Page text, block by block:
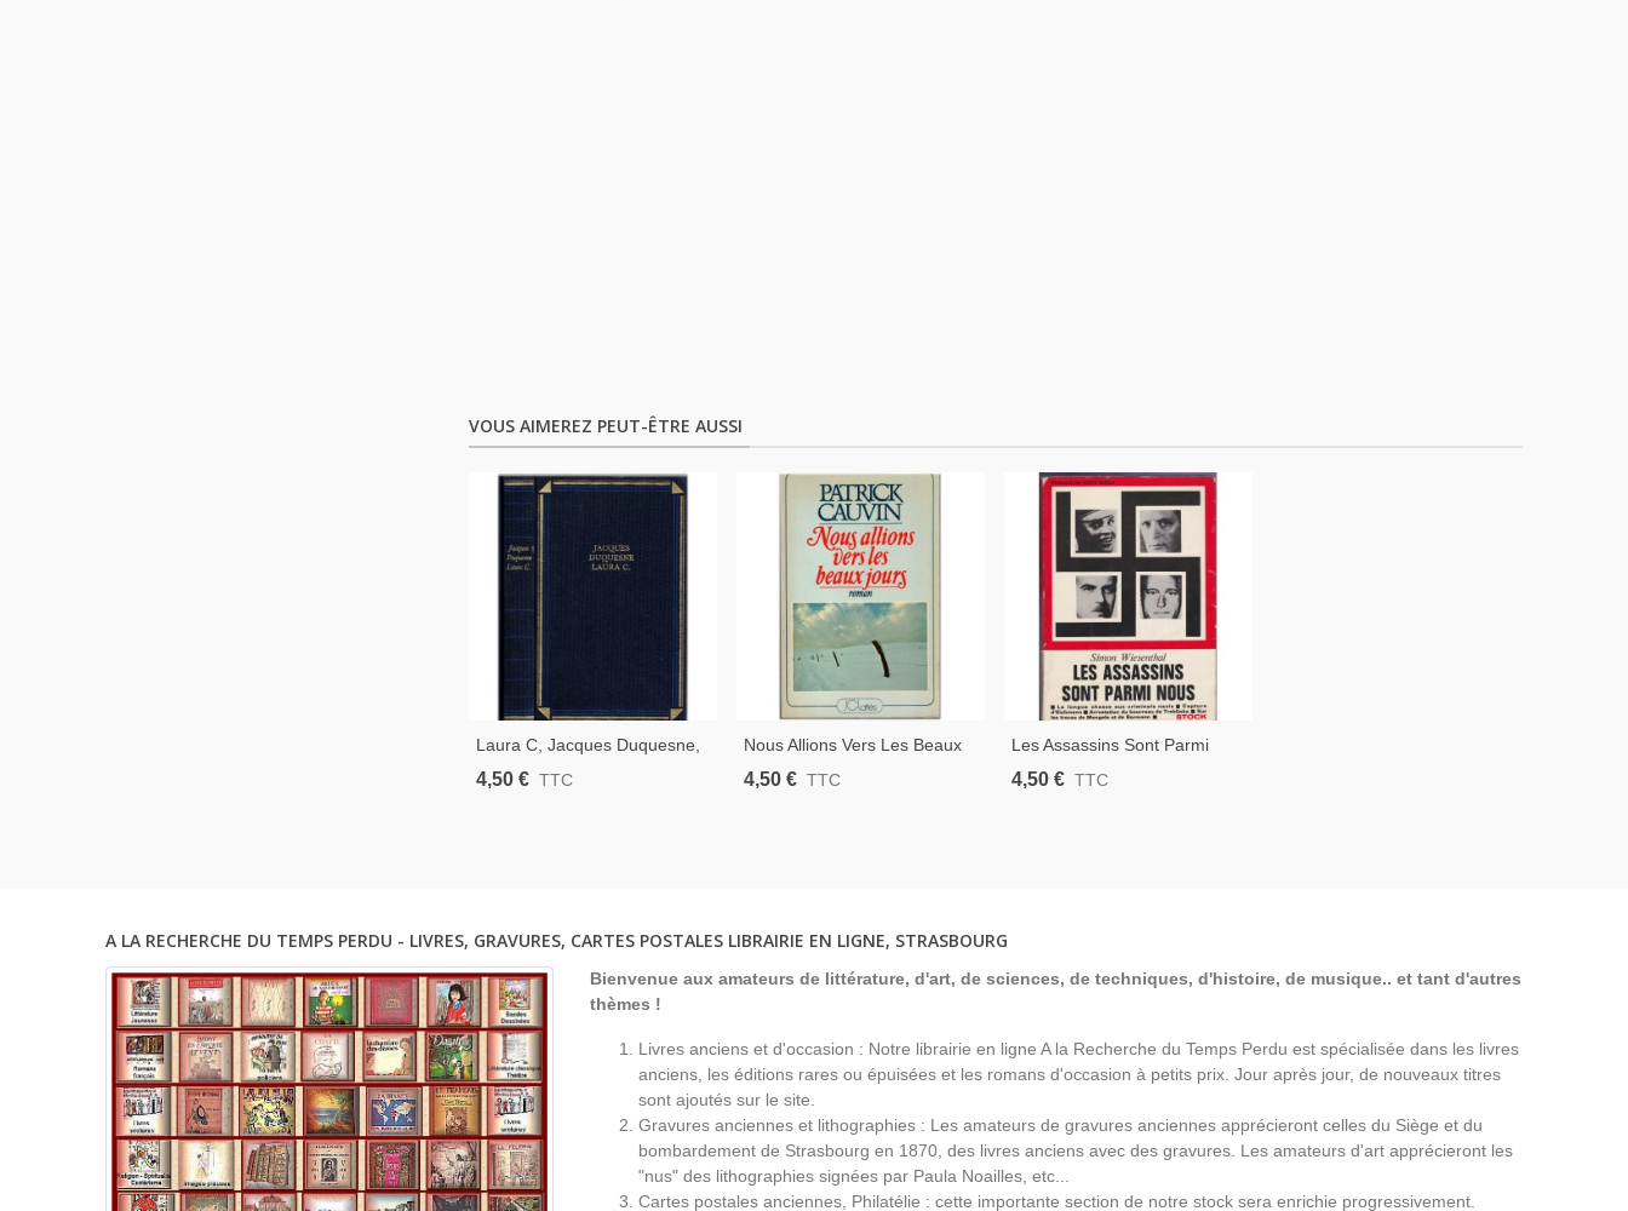
VOUS AIMEREZ PEUT-ÊTRE AUSSI
Laura C, Jacques Duquesne,
1994 - Enfant Juive,
4,50 € TTC
Nous Allions Vers Les Beaux
Jours, Patrick Cauvin, 1979 -
4,50 € TTC
Les Assassins Sont Parmi
Nous, Simon Wiesenthal,
4,50 € TTC
A LA RECHERCHE DU TEMPS PERDU - LIVRES, GRAVURES, CARTES POSTALES LIBRAIRIE EN LIGNE, STRASBOURG
Bienvenue aux amateurs de littérature, d'art, de sciences, de techniques, d'histoire, de musique.. et tant d'autres
thèmes !
Livres anciens et d'occasion : Notre librairie en ligne A la Recherche du Temps Perdu est spécialisée dans les livres
anciens, les éditions rares ou épuisées et les romans d'occasion à petits prix. Jour après jour, de nouveaux titres
sont ajoutés sur le site.
Gravures anciennes et lithographies : Les amateurs de gravures anciennes apprécieront celles du Siège et du
bombardement de Strasbourg en 1870, des livres anciens avec des gravures. Les amateurs d'art apprécieront les
"nus" des lithographies signées par Paula Noailles, etc...
Cartes postales anciennes, Philatélie : cette importante section de notre stock sera enrichie progressivement.